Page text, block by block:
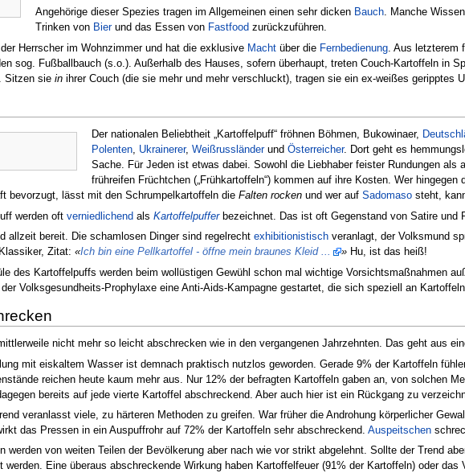
Angehörige dieser Spezies tragen im Allgemeinen einen sehr dicken Bauch. Manche
Trinken von Bierund das Essen von Fastfood zurückzuführen.
Herrscher im Wohnzimmer und hat die exklusive Macht über die Fernbedienung . Aus
sog. Fußballbauch (s.o.). Außerhalb des Hauses, sofern überhaupt, treten Couch-Kartoffeln in
Sitzen sie in ihrer Couch (die sie mehr und mehr verschluckt), tragen sie ein ex-weißes geripptes
Der nationalen Beliebtheit „Kartoffelpuff“ fröhnen Böhmen, Bukowinaer,
Polenten, Ukrainerer, Weißrussländerund Österreicher. Dort geht es
Sache. Für Jeden ist etwas dabei. Sowohl die Liebhaber feister Rundungen als
frühreifen Früchtchen („Frühkartoffeln“) kommen auf ihre Kosten. Wer hingegen
bevorzugt, lässt mit den Schrumpelkartoffeln die Falten rocken und wer auf Sadomaso steht,
werden oft verniedlichend als Kartoffelpufferbezeichnet. Das ist oft Gegenstand von Satire und
allzeit bereit. Die schamlosen Dinger sind regelrecht exhibitionistisch veranlagt, der Volksmund
Zitat: «Ich bin eine Pellkartoffel - öffne mein braunes Kleid ... » Hu, ist das heiß!
des Kartoffelpuffs werden beim wollüstigen Gewühl schon mal wichtige Vorsichtsmaßnahmen
Volksgesundheits-Prophylaxe eine Anti-Aids-Kampagne gestartet, die sich speziell an
nicht mehr so leicht abschrecken wie in den vergangenen Jahrzehnten. Das geht aus
mit eiskaltem Wasser ist demnach praktisch nutzlos geworden. Gerade 9% der Kartoffeln
reichen heute kaum mehr aus. Nur 12% der befragten Kartoffeln gaben an, von solchen
bereits auf jede vierte Kartoffel abschreckend. Aber auch hier ist ein Rückgang zu
veranlasst viele, zu härteren Methoden zu greifen. War früher die Androhung körperlicher
das Pressen in ein Auspuffrohr auf 72% der Kartoffeln sehr abschreckend. Auspeitschen
werden von weiten Teilen der Bevölkerung aber nach wie vor strikt abgelehnt. Sollte der Trend
werden. Eine überaus abschreckende Wirkung haben Kartoffelfeuer (91% der Kartoffeln) oder